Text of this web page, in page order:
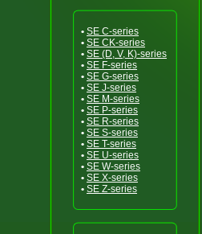
• SE C-series
• SE CK-series
• SE (D, V, K)-series
• SE F-series
• SE G-series
• SE J-series
• SE M-series
• SE P-series
• SE R-series
• SE S-series
• SE T-series
• SE U-series
• SE W-series
• SE X-series
• SE Z-series